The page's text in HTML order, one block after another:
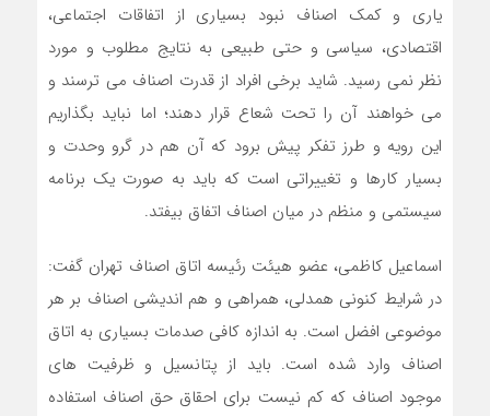
یاری و کمک اصناف نبود بسیاری از اتفاقات اجتماعی،
اقتصادی، سیاسی و حتی طبیعی به نتایج مطلوب و مورد
نظر نمی رسید. شاید برخی افراد از قدرت اصناف می ترسند و
می خواهند آن را تحت شعاع قرار دهند؛ اما نباید بگذاریم
این رویه و طرز تفکر پیش برود که آن هم در گرو وحدت و
بسیار کارها و تغییراتی است که باید به صورت یک برنامه
سیستمی و منظم در میان اصناف اتفاق بیفتد.
اسماعیل کاظمی، عضو هیئت رئیسه اتاق اصناف تهران گفت:
در شرایط کنونی همدلی، همراهی و هم اندیشی اصناف بر هر
موضوعی افضل است. به اندازه کافی صدمات بسیاری به اتاق
اصناف وارد شده است. باید از پتانسیل و ظرفیت های
موجود اصناف که کم نیست برای احقاق حق اصناف استفاده